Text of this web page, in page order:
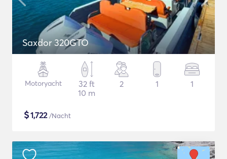
Saxdor 320GTO
Motoryacht
32 ft
10 m
2 1 1
$1,722/Nacht